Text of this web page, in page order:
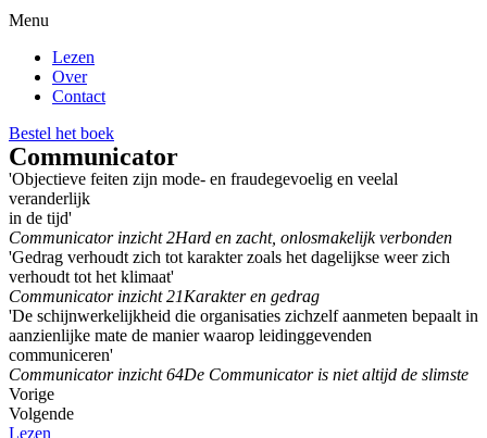
Menu
Lezen
Over
Contact
Bestel het boek
Communicator
'Objectieve feiten zijn mode- en fraudegevoelig en veelal
veranderlijk
in de tijd'
Communicator inzicht 2Hard en zacht, onlosmakelijk verbonden
'Gedrag verhoudt zich tot karakter zoals het dagelijkse weer zich
verhoudt tot het klimaat'
Communicator inzicht 21Karakter en gedrag
'De schijnwerkelijkheid die organisaties zichzelf aanmeten bepaalt in
aanzienlijke mate de manier waarop leidinggevenden
communiceren'
Communicator inzicht 64De Communicator is niet altijd de slimste
Vorige
Volgende
Lezen